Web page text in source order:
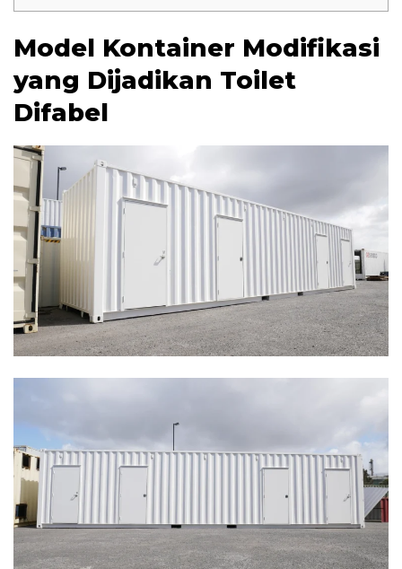
Model Kontainer Modifikasi
yang Dijadikan Toilet
Difabel